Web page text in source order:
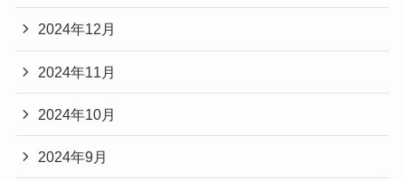
2024年12月
2024年11月
2024年10月
2024年9月